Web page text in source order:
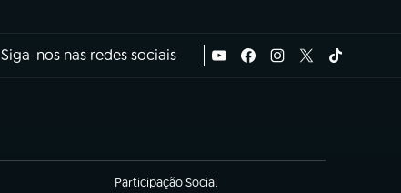
Siga-nos nas redes sociais
Participação Social
(abre em nova aba)